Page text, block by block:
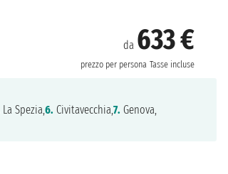
da 633 €
prezzo per persona Tasse incluse
La Spezia,6. Civitavecchia,7. Genova,